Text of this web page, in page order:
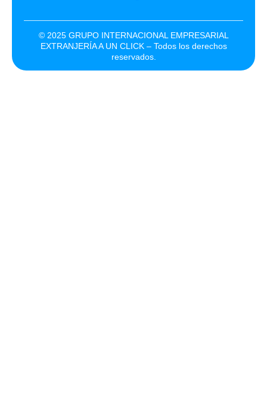
© 2025 GRUPO INTERNACIONAL EMPRESARIAL
EXTRANJERÍA A UN CLICK – Todos los derechos
reservados.